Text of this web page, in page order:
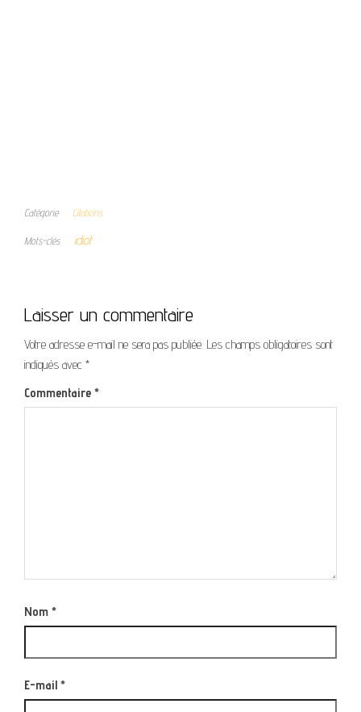
Catégorie Citations
Mots-clés idiot
Laisser un commentaire
Votre adresse e-mail ne sera pas publiée. Les champs obligatoires sont
indiqués avec *
Commentaire *
Nom *
E-mail *